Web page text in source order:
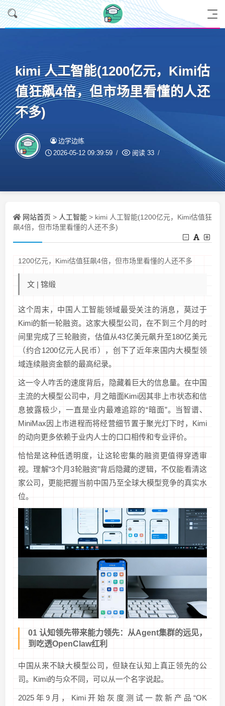
kimi 人工智能(1200亿元，Kimi估
值狂飙4倍，但市场里看懂的人还
不多)
边学边练
2026-05-12 09:39:59 阅读 33
网站首页 > 人工智能 > kimi 人工智能(1200亿元，Kimi估值狂
飙4倍，但市场里看懂的人还不多)
1200亿元，Kimi估值狂飙4倍，但市场里看懂的人还不多
文 | 锦缎
这个周末，中国人工智能领域最受关注的消息，莫过于
Kimi的新一轮融资。这家大模型公司，在不到三个月的时
间里完成了三轮融资，估值从43亿美元飙升至180亿美元
（约合1200亿元人民币），创下了近年来国内大模型领
域连续融资金额的最高纪录。
这一令人咋舌的速度背后，隐藏着巨大的信息量。在中国
主流的大模型公司中，月之暗面Kimi因其非上市状态和信
息披露极少，一直是业内最难追踪的“暗面”。当智谱、
MiniMax因上市进程而将经营细节置于聚光灯下时，Kimi
的动向更多依赖于业内人士的口口相传和专业评价。
恰恰是这种低透明度，让这轮密集的融资更值得穿透审
视。理解“3个月3轮融资”背后隐藏的逻辑，不仅能看清这
家公司，更能把握当前中国乃至全球大模型竞争的真实水
位。
01 认知领先带来能力领先：从Agent集群的远见，
到吃透OpenClaw红利
中国从来不缺大模型公司，但缺在认知上真正领先的公
司。Kimi的与众不同，可以从一个名字说起。
2025年9月，Kimi开始灰度测试一款新产品“OK